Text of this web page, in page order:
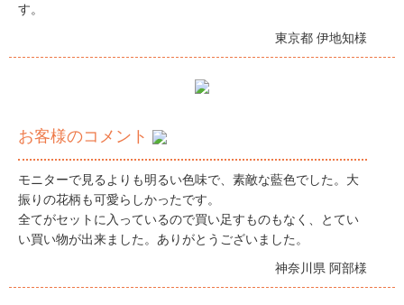
す。
東京都 伊地知様
お客様のコメント
モニターで見るよりも明るい色味で、素敵な藍色でした。大
振りの花柄も可愛らしかったです。
全てがセットに入っているので買い足すものもなく、とてい
い買い物が出来ました。ありがとうございました。
神奈川県 阿部様